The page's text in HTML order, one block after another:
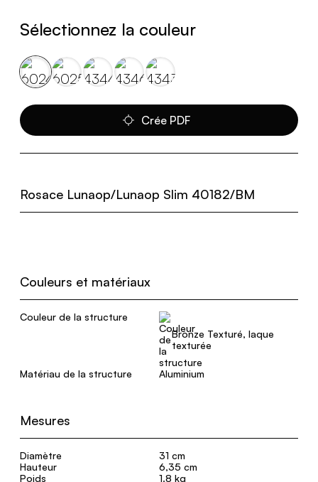
Sélectionnez la couleur
Crée PDF
Rosace Lunaop/Lunaop Slim 40182/BM
Couleurs et matériaux
Couleur de la structure
Bronze Texturé, laque
texturée
Matériau de la structure Aluminium
Mesures
Diamètre
31 cm
Hauteur
6,35 cm
Poids
1.8 kg